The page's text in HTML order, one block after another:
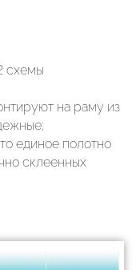
схемы
на раму из
единое полотно
склеенных